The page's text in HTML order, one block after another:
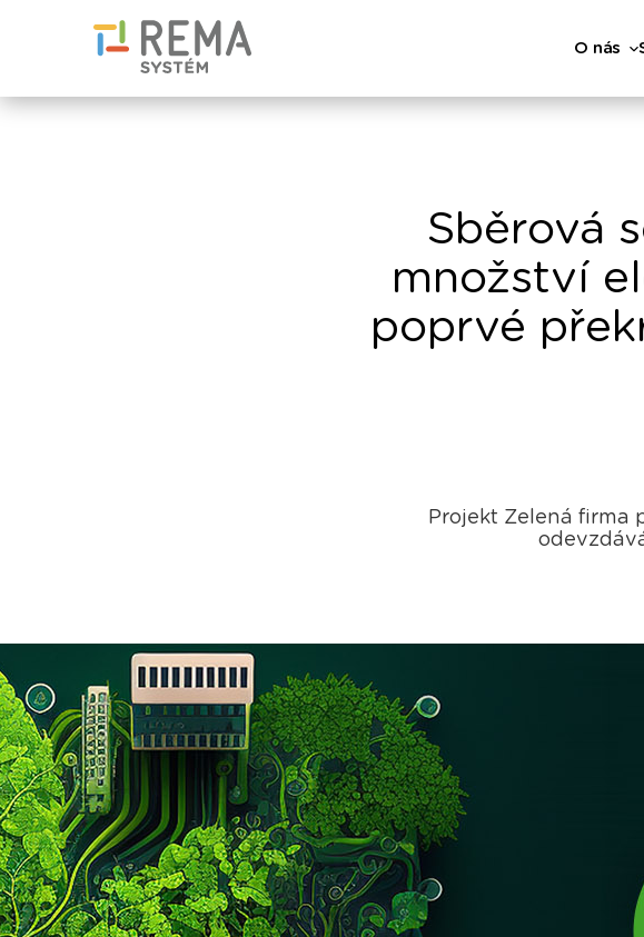
O nás
Sběrová
množství
poprvé
Projekt Zelená firma